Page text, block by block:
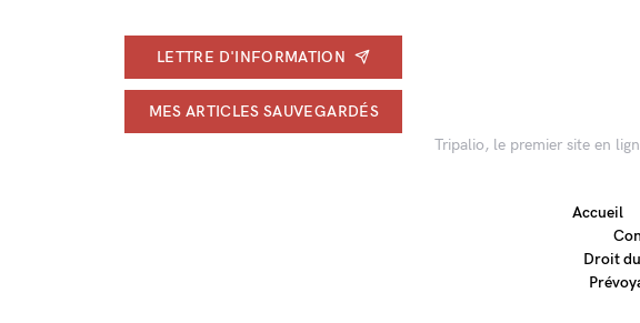
LETTRE D'INFORMATION
MES ARTICLES SAUVEGARDÉS
Tripalio, le premier site en
Accueil
Droit